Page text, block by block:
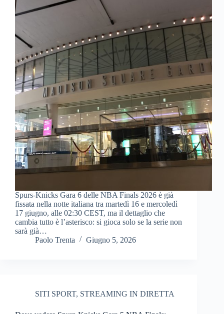
Spurs-Knicks Gara 6 delle NBA Finals 2026 è già
fissata nella notte italiana tra martedì 16 e mercoledì
17 giugno, alle 02:30 CEST, ma il dettaglio che
cambia tutto è l’asterisco: si gioca solo se la serie non
sarà già…
Paolo Trenta
Giugno 5, 2026
SITI SPORT, STREAMING IN DIRETTA